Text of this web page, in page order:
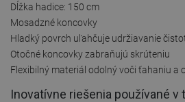
Dĺžka hadice: 150 cm
Mosadzné koncovky
Hladký povrch uľahčuje udržiavanie
Otočné koncovky zabraňujú skrúteniu
Flexibilný materiál odolný voči ťahaniu a
Inovatívne riešenia používané